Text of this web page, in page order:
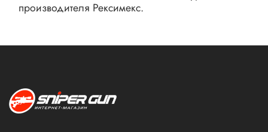
производителя Рексимекс.